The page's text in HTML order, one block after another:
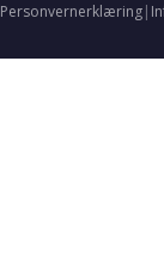
Personvernerklæring